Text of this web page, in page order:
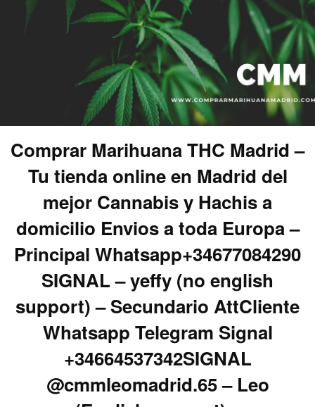
Comprar Marihuana THC Madrid –
Tu tienda online en Madrid del
mejor Cannabis y Hachis a
domicilio Envios a toda Europa –
Principal Whatsapp+34677084290
SIGNAL – yeffy (no english
support) – Secundario AttCliente
Whatsapp Telegram Signal
+34664537342SIGNAL
@cmmleomadrid.65 – Leo